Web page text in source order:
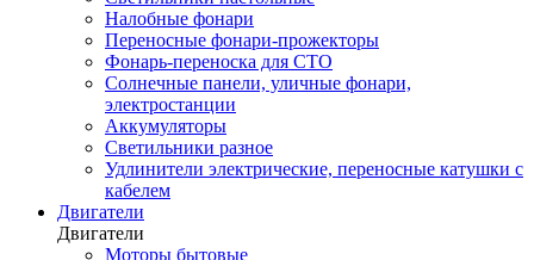
Налобные фонари
Переносные фонари-прожекторы
Фонарь-переноска для СТО
Солнечные панели, уличные фонари,
электростанции
Аккумуляторы
Светильники разное
Удлинители электрические, переносные катушки с
кабелем
Двигатели
Двигатели
Моторы бытовые